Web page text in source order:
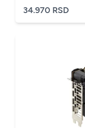
34.970 RSD